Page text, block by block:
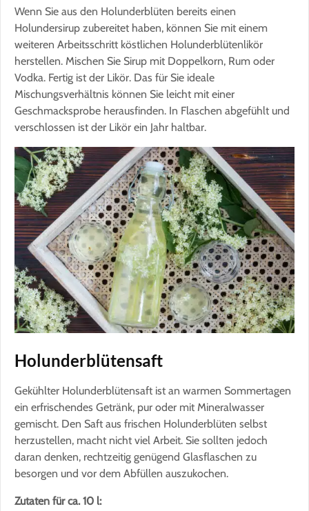
Wenn Sie aus den Holunderblüten bereits einen
Holundersirup zubereitet haben, können Sie mit einem
weiteren Arbeitsschritt köstlichen Holunderblütenlikör
herstellen. Mischen Sie Sirup mit Doppelkorn, Rum oder
Vodka. Fertig ist der Likör. Das für Sie ideale
Mischungsverhältnis können Sie leicht mit einer
Geschmacksprobe herausfinden. In Flaschen abgefühlt und
verschlossen ist der Likör ein Jahr haltbar.
Holunderblütensaft
Gekühlter Holunderblütensaft ist an warmen Sommertagen
ein erfrischendes Getränk, pur oder mit Mineralwasser
gemischt. Den Saft aus frischen Holunderblüten selbst
herzustellen, macht nicht viel Arbeit. Sie sollten jedoch
daran denken, rechtzeitig genügend Glasflaschen zu
besorgen und vor dem Abfüllen auszukochen.
Zutaten für ca. 10 l: